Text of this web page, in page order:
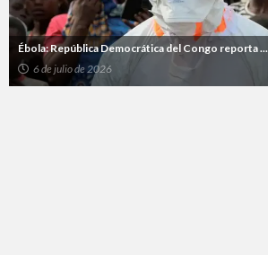
Ébola: República Democrática del Congo reporta ...
6 de julio de 2026